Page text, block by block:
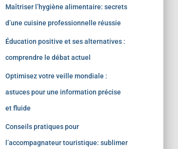
Maîtriser l’hygiène alimentaire: secrets
d’une cuisine professionnelle réussie
Éducation positive et ses alternatives :
comprendre le débat actuel
Optimisez votre veille mondiale :
astuces pour une information précise
et fluide
Conseils pratiques pour
l’accompagnateur touristique: sublimer